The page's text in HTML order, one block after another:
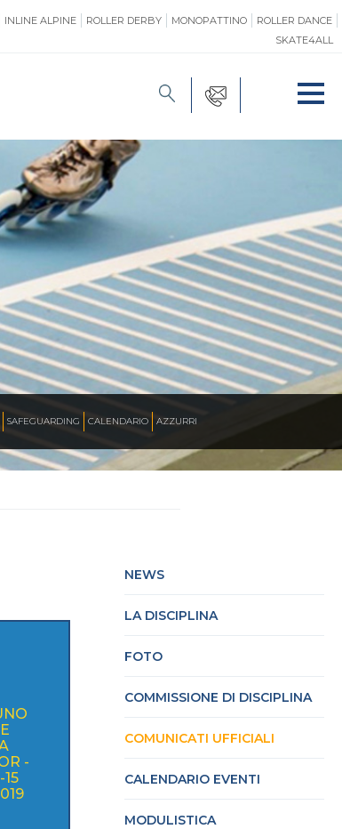
INLINE ALPINE ROLLER DERBY MONOPATTINO
ROLLER DANCE
SKATE4ALL
SAFEGUARDING CALENDARIO AZZURRI
-
15
NEWS
LA DISCIPLINA
FOTO
COMMISSIONE DI DISCIPLINA
COMUNICATI UFFICIALI
CALENDARIO EVENTI
MODULISTICA
FORMAZIONE
SAFEGUARDING
HOCKEY PISTA
INLINE ALPINE